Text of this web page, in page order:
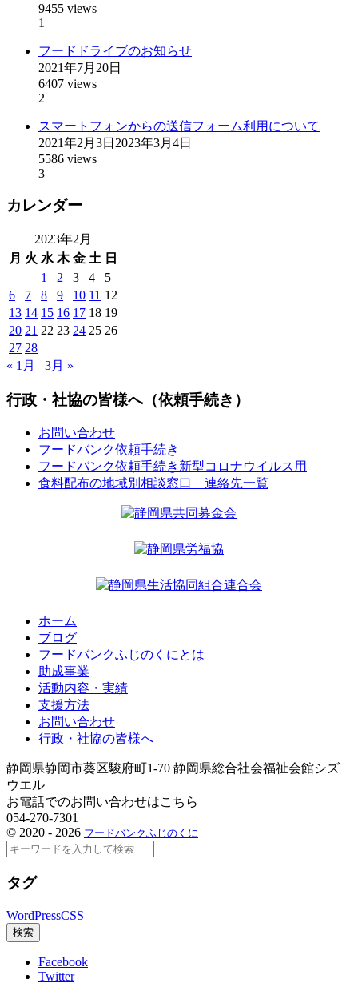
9455 views
1
フードドライブのお知らせ
2021年7月20日
6407 views
2
スマートフォンからの送信フォーム利用について
2021年2月3日 2023年3月4日
5586 views
3
カレンダー
2023年2月
月 火 水 木 金 土 日
1
2 3 4
5
6
7 8 9 10 11 12
13 14 15 16 17 18 19
20 21 22 23 24 25 26
27 28
« 1月
3月 »
行政・社協の皆様へ（依頼手続き）
お問い合わせ
フードバンク依頼手続き
フードバンク依頼手続き新型コロナウイルス用
食料配布の地域別相談窓口 連絡先一覧
ホーム
ブログ
フードバンクふじのくにとは
助成事業
活動内容・実績
支援方法
お問い合わせ
行政・社協の皆様へ
静岡県静岡市葵区駿府町1-70 静岡県総合社会福祉会館シズ
ウエル
お電話でのお問い合わせはこちら
054-270-7301
© 2020 - 2026 フードバンクふじのくに
検
タグ
WordPressCSS
検索
Facebook
Twitter